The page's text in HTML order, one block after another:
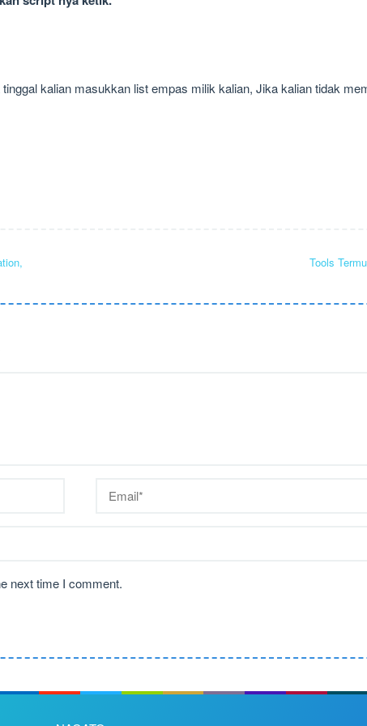
kalian masukkan list empas milik kalian, Jika kalian tidak
Tools
next time I comment.